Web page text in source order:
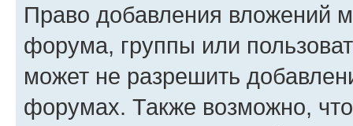
Право добавления вложений
форума, группы или
может не разрешить
форумах. Также возможно,